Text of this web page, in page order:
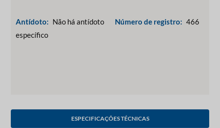
Antídoto: Não há antídoto
específico
Número de registro: 466
ESPECIFICAÇÕES TÉCNICAS